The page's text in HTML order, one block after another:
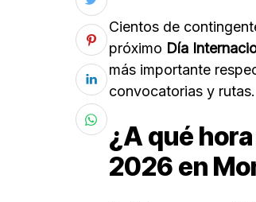
Cientos de
próximo Día
más importante
convocatorias y rutas.
¿A qué
2026 en